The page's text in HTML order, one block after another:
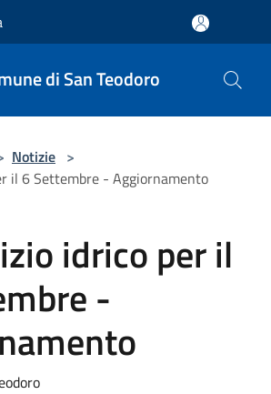
di San Teodoro
Notizie >
il 6 Settembre - Aggiornamento
idrico per il
-